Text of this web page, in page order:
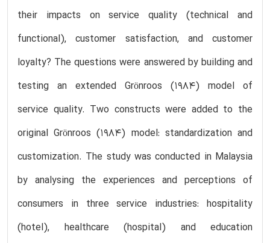
their impacts on service quality (technical and
functional), customer satisfaction, and customer
loyalty? The questions were answered by building and
testing an extended Grӧnroos (1984) model of
service quality. Two constructs were added to the
original Grӧnroos (1984) model: standardization and
customization. The study was conducted in Malaysia
by analysing the experiences and perceptions of
consumers in three service industries: hospitality
(hotel), healthcare (hospital) and education